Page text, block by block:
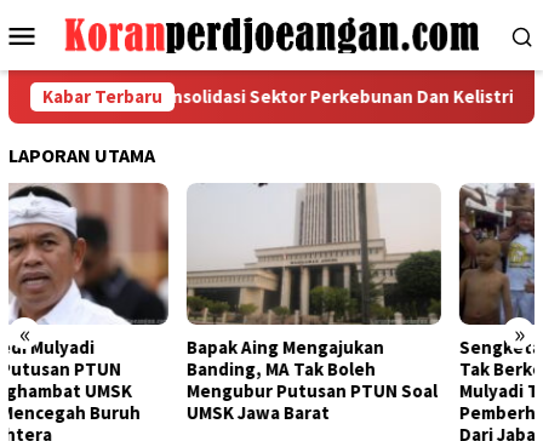
ke
Menu
Mobile
Kabar TerbaruKonsolidasi Sektor Perkebunan Dan Kelistrikan di
LAPORAN UTAMA
« »
Bapak Aing Mengajukan
Banding, MA Tak Boleh
Mengubur Putusan PTUN Soal
UMSK Jawa Barat
Sengketa UMSK Jabar 2026
Tak Berkesudahan, Dedi
Mulyadi Terancam
Pemberhentian Sementara